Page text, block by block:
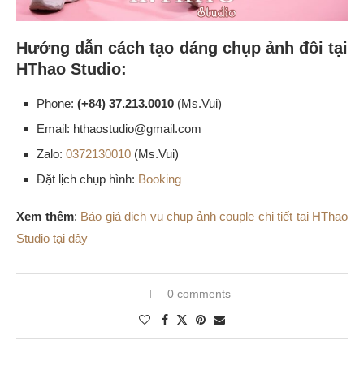
Hướng dẫn cách tạo dáng chụp ảnh đôi tại
HThao Studio:
Phone: (+84) 37.213.0010 (Ms.Vui)
Email: hthaostudio@gmail.com
Zalo: 0372130010 (Ms.Vui)
Đặt lịch chụp hình: Booking
Xem thêm: Báo giá dịch vụ chụp ảnh couple chi tiết tại HThao
Studio tại đây
0 comments